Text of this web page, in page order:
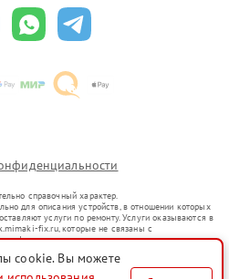
справочный характер.
для описания устройств, в отношении которых
услуги по ремонту. Услуги оказываются в
fix.ru, которые не связаны с
официальными представителями.
введенных в гражданский оборот в соответствии
цели индивидуализации услуг или введения
cookie. Вы можете